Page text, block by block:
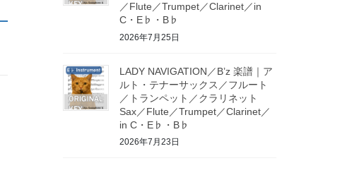
／Flute／Trumpet／Clarinet／in
C・E♭・B♭
2026年7月25日
LADY NAVIGATION／B’z 楽譜｜ア
ルト・テナーサックス／フルート
／トランペット／クラリネット
Sax／Flute／Trumpet／Clarinet／
in C・E♭・B♭
2026年7月23日